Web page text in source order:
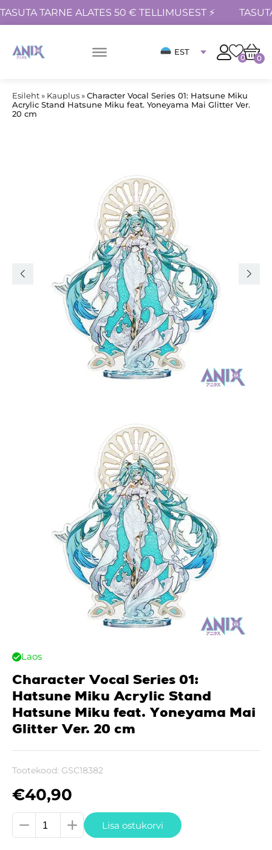
TASUTA TARNE ALATES 50 € TELLIMUSEST ⚡
EST
0 0
Esileht» Kauplus»Character Vocal Series 01: Hatsune Miku
Acrylic Stand Hatsune Miku feat. Yoneyama Mai Glitter Ver.
20 cm
Laos
Character Vocal Series 01:
Hatsune Miku Acrylic Stand
Hatsune Miku feat. Yoneyama Mai
Glitter Ver. 20 cm
Tootekood: GSC18382
€40,90
Character
Vocal
Lisa ostukorvi